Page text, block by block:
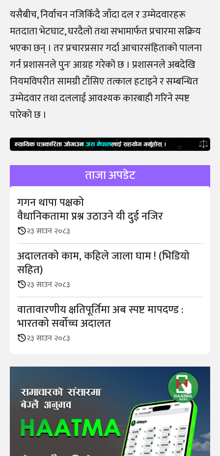
यसैबीच, निर्वाचन नजिकिँदै जाँदा दल र उम्मेदवारहरू
मतदाता भेटघाट, घरदैलो तथा सभामार्फत प्रचारमा सक्रिय
भएका छन् । तर प्रचारप्रसार गर्दा आचारसंहिताको पालना
गर्न प्रशासनले पुनः आग्रह गरेको छ । प्रशासनले अबदेखि
नियमविपरीत सामग्री टाँसिए तत्काल हटाइने र सम्बन्धित
उम्मेदवार तथा दललाई आवश्यक कारबाही गरिने स्पष्ट
पारेको छ ।
ताजा अपडेट
गगन थापा पक्षको
वैधानिकतामा प्रश्न उठाउने यी दुई नजिर
२३ साउन २०८३
अदालतको काम, कहिले जाला घाम ! (भिडियाे
सहित)
२३ साउन २०८३
वातावारणीय क्षतिपूर्तिमा अब स्पष्ट मापदण्ड :
भारतको सर्वोच्च अदालत
२३ साउन २०८३